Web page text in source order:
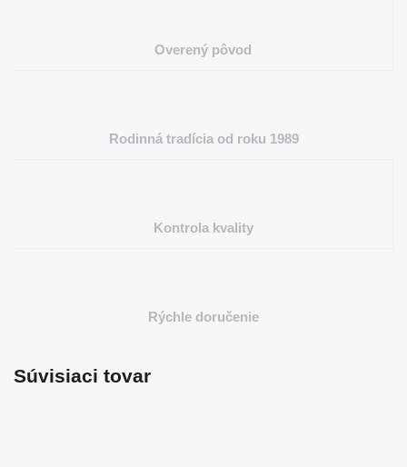
Overený pôvod
Rodinná tradícia od roku 1989
Kontrola kvality
Rýchle doručenie
Súvisiaci tovar